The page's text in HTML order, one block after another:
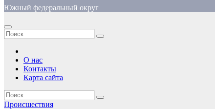
Южный федеральный округ
О нас
Контакты
Карта сайта
Происшествия